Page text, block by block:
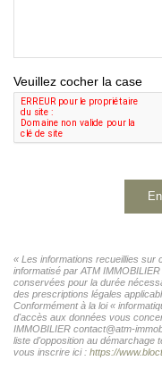
Veuillez cocher la case
« Les informations recueillies sur
informatisé par ATM
conservées pour la durée
des prescriptions légales
Conformément à la loi «
d'accès aux données vous
IMMOBILIER contact@atm-
liste d'opposition au démarchage
vous inscrire ici : https://